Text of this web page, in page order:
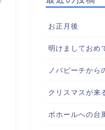
お正月後
明けましておめ
ノバビーチから
クリスマスが来
ボホールへの台